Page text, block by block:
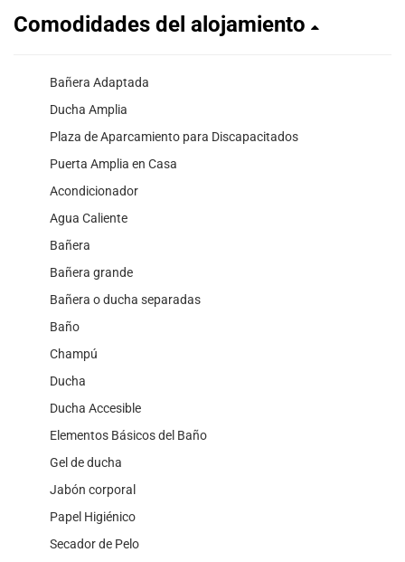
Comodidades del alojamiento
Bañera Adaptada
Ducha Amplia
Plaza de Aparcamiento para Discapacitados
Puerta Amplia en Casa
Acondicionador
Agua Caliente
Bañera
Bañera grande
Bañera o ducha separadas
Baño
Champú
Ducha
Ducha Accesible
Elementos Básicos del Baño
Gel de ducha
Jabón corporal
Papel Higiénico
Secador de Pelo